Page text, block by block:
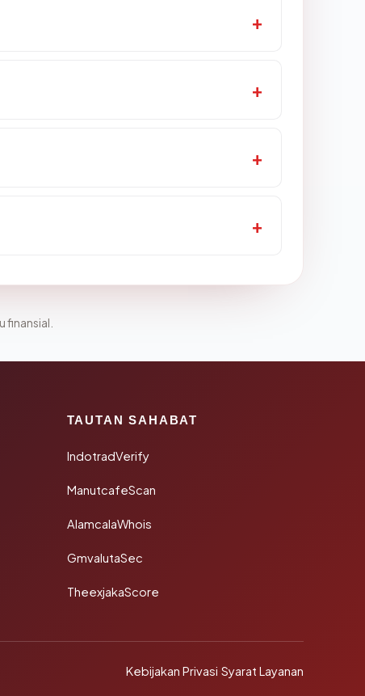
finansial.
TAUTAN SAHABAT
IndotradVerify
ManutcafeScan
AlamcalaWhois
GmvalutaSec
TheexjakaScore
Kebijakan Privasi·Syarat Layanan